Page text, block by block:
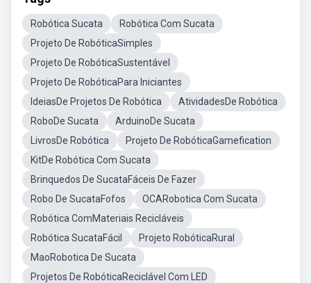
Robótica Sucata
Robótica Com Sucata
Projeto De RobóticaSimples
Projeto De RobóticaSustentável
Projeto De RobóticaPara Iniciantes
IdeiasDe Projetos De Robótica
AtividadesDe Robótica
RoboDe Sucata
ArduinoDe Sucata
LivrosDe Robótica
Projeto De RobóticaGamefication
KitDe Robótica Com Sucata
Brinquedos De SucataFáceis De Fazer
Robo De SucataFofos
OCARobotica Com Sucata
Robótica ComMateriais Recicláveis
Robótica SucataFácil
Projeto RobóticaRural
MaoRobotica De Sucata
Projetos De RobóticaReciclável Com LED